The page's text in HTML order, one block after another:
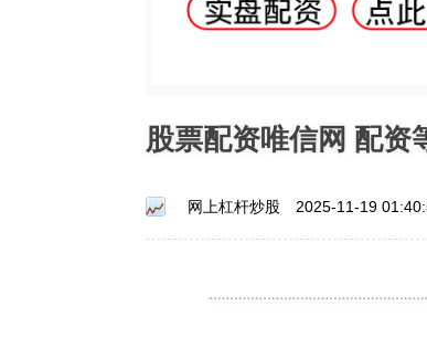
股票配资唯信网 配资
网上杠杆炒股 2025-11-19